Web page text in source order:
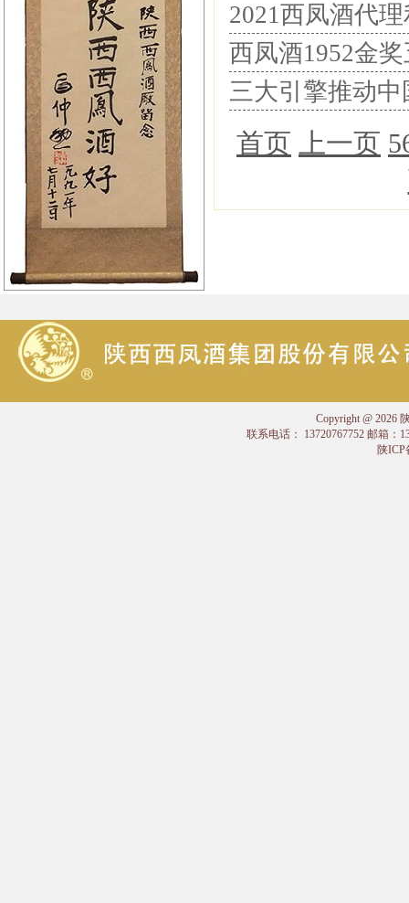
2021西凤酒代
西凤酒1952金
三大引擎推动
首页 上一页
Copyright @ 2026
联系电话： 13720767752 邮箱：
陕ICP